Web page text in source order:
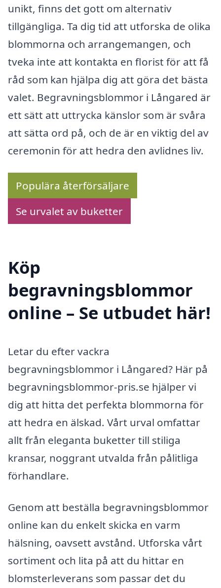
unikt, finns det gott om alternativ
tillgängliga. Ta dig tid att utforska de olika
blommorna och arrangemangen, och
tveka inte att kontakta en florist för att få
råd som kan hjälpa dig att göra det bästa
valet. Begravningsblommor i Långared är
ett sätt att uttrycka känslor som är svåra
att sätta ord på, och de är en viktig del av
ceremonin för att hedra den avlidnes liv.
Populära återförsäljare
Se urvalet av buketter
Köp
begravningsblommor
online – Se utbudet här!
Letar du efter vackra
begravningsblommor i Långared? Här på
begravningsblommor-pris.se hjälper vi
dig att hitta det perfekta blommorna för
att hedra en älskad. Vårt urval omfattar
allt från eleganta buketter till stiliga
kransar, noggrant utvalda från pålitliga
förhandlare.
Genom att beställa begravningsblommor
online kan du enkelt skicka en varm
hälsning, oavsett avstånd. Utforska vårt
sortiment och lita på att du hittar en
blomsterleverans som passar det du